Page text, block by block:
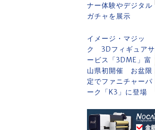
ナー体験やデジタル
ガチャを展示
イメージ・マジッ
ク 3Dフィギュアサ
ービス「3DME」富
山県初開催 お盆限
定でファニチャーパ
ーク「K3」に登場